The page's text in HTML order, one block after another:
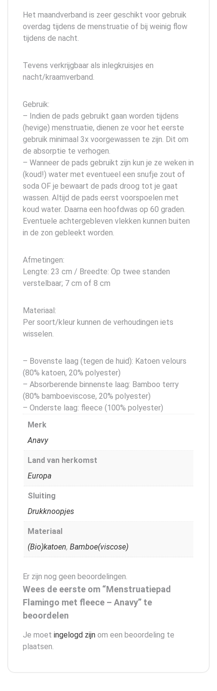
Het maandverband is zeer geschikt voor gebruik
overdag tijdens de menstruatie of bij weinig flow
tijdens de nacht.
Tevens verkrijgbaar als inlegkruisjes en
nacht/kraamverband.
Gebruik:
– Indien de pads gebruikt gaan worden tijdens
(hevige) menstruatie, dienen ze voor het eerste
gebruik minimaal 3x voorgewassen te zijn. Dit om
de absorptie te verhogen.
– Wanneer de pads gebruikt zijn kun je ze weken in
(koud!) water met eventueel een snufje zout of
soda OF je bewaart de pads droog tot je gaat
wassen. Altijd de pads eerst voorspoelen met
koud water. Daarna een hoofdwas op 60 graden.
Eventuele achtergebleven vlekken kunnen buiten
in de zon gebleekt worden.
Afmetingen:
Lengte: 23 cm / Breedte: Op twee standen
verstelbaar; 7 cm of 8 cm
Materiaal:
Per soort/kleur kunnen de verhoudingen iets
wisselen.
– Bovenste laag (tegen de huid): Katoen velours
(80% katoen, 20% polyester)
– Absorberende binnenste laag: Bamboo terry
(80% bamboeviscose, 20% polyester)
– Onderste laag: fleece (100% polyester)
Merk
Anavy
Land van herkomst
Europa
Sluiting
Drukknoopjes
Materiaal
(Bio)katoen, Bamboe(viscose)
Er zijn nog geen beoordelingen.
Wees de eerste om “Menstruatiepad
Flamingo met fleece – Anavy” te
beoordelen
Je moet ingelogd zijn om een beoordeling te
plaatsen.